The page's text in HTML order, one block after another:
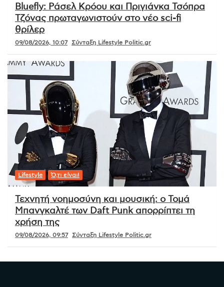
Bluefly: Ράσελ Κρόου και Πριγιάνκα Τσόπρα
Τζόνας πρωταγωνιστούν στο νέο sci-fi
θρίλερ
09/08/2026, 10:07 Σύνταξη Lifestyle Politic.gr
Lifestyle Ό,τι είναι!
Τεχνητή νοημοσύνη και μουσική: ο Τομά
Μπανγκαλτέ των Daft Punk απορρίπτει τη
χρήση της
09/08/2026, 09:57 Σύνταξη Lifestyle Politic.gr